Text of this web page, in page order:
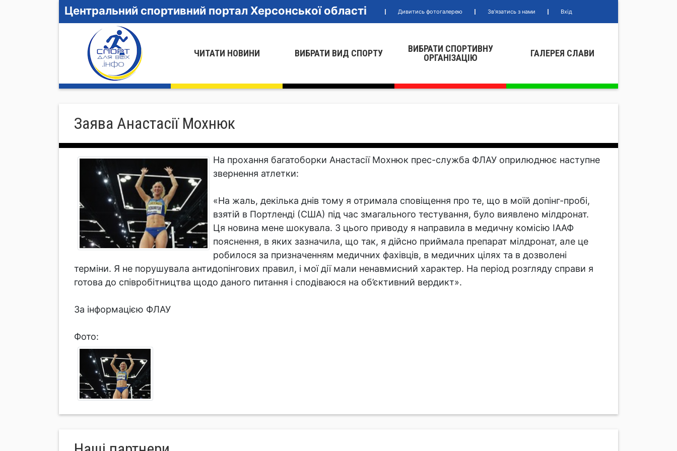
Центральний спортивний портал Херсонської області Дивитись фотогалерею Зв'язатись з нами Вхід
ЧИТАТИ НОВИНИ ВИБРАТИ ВИД СПОРТУ
ВИБРАТИ СПОРТИВНУ
ОРГАНIЗАЦIЮ
ГАЛЕРЕЯ СЛАВИ
Заява Анастасії Мохнюк
На прохання багатоборки Анастасії Мохнюк прес-служба ФЛАУ оприлюднює наступне
звернення атлетки:
«На жаль, декілька днів тому я отримала сповіщення про те, що в моїй допінг-пробі,
взятій в Портленді (США) під час змагального тестування, було виявлено мілдронат.
Ця новина мене шокувала. З цього приводу я направила в медичну комісію ІААФ
пояснення, в яких зазначила, що так, я дійсно приймала препарат мілдронат, але це
робилося за призначенням медичних фахівців, в медичних цілях та в дозволені
терміни. Я не порушувала антидопінгових правил, і мої дії мали ненавмисний характер. На період розгляду справи я
готова до співробітництва щодо даного питання і сподіваюся на об’єктивний вердикт».
За інформацією ФЛАУ
Фото: